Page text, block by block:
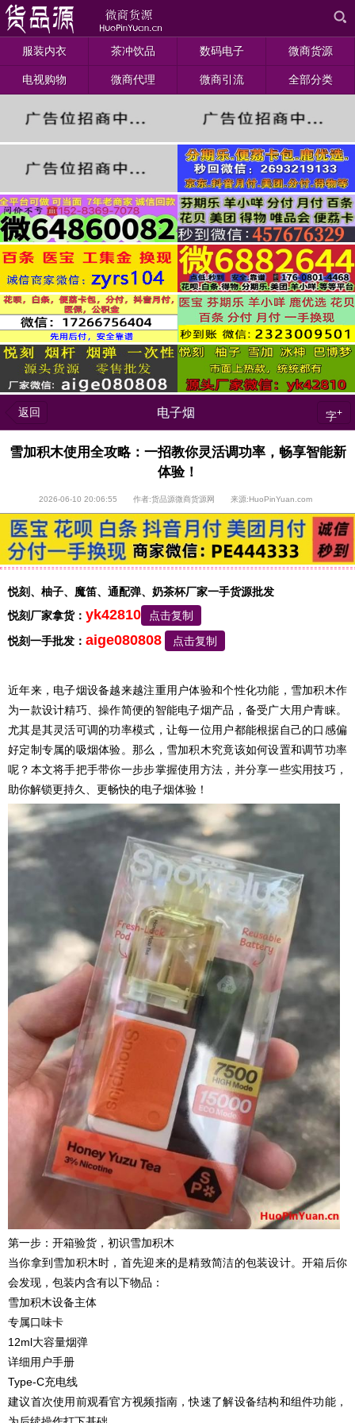
服装内衣 茶冲饮品 数码电子 微商货源
电视购物 微商代理 微商引流 全部分类
返回 电子烟 字+
雪加积木使用全攻略：一招教你灵活调功率，畅享智能新
体验！
2026-06-10 20:06:55 作者:货品源微商货源网 来源:HuoPinYuan.com
悦刻、柚子、魔笛、通配弹、奶茶杯厂家一手货源批发
悦刻厂家拿货： yk42810
点击复制
悦刻一手批发： aige080808 点击复制
近年来，电子烟设备越来越注重用户体验和个性化功能，雪加积木作
为一款设计精巧、操作简便的智能电子烟产品，备受广大用户青睐。
尤其是其灵活可调的功率模式，让每一位用户都能根据自己的口感偏
好定制专属的吸烟体验。那么，雪加积木究竟该如何设置和调节功率
呢？本文将手把手带你一步步掌握使用方法，并分享一些实用技巧，
助你解锁更持久、更畅快的电子烟体验！
第一步：开箱验货，初识雪加积木
当你拿到雪加积木时，首先迎来的是精致简洁的包装设计。开箱后你
会发现，包装内含有以下物品：
雪加积木设备主体
专属口味卡
12ml大容量烟弹
详细用户手册
Type-C充电线
建议首次使用前观看官方视频指南，快速了解设备结构和组件功能，